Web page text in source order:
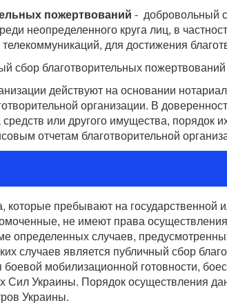
пожертвований - добровольный
неопределенного круга лиц, в
для достижения
сбор благотворительных пожертвований
действуют на основании
организации. В
или другого имущества, порядок
отчетам благотворительной
пребывают на государственной
не имеют права
определенных случаев,
случаев является публичный сбор
мобилизационной готовности,
Украины. Порядок осуществления
Украины.